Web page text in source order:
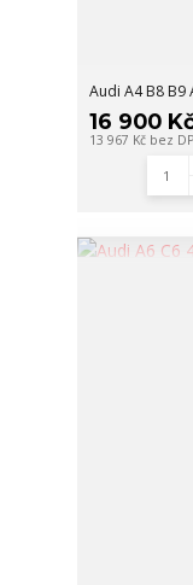
Audi A4 B8 B9
16 900
13 967 Kč bez